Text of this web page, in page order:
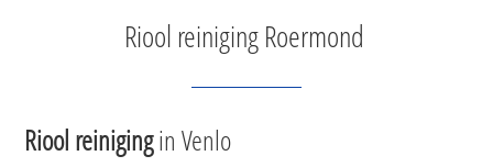
Riool reiniging Roermond
Riool reinigingin Venlo